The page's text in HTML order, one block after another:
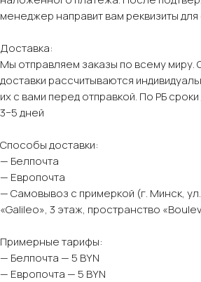
менеджер направит вам реквизиты для
Доставка:
Мы отправляем заказы по всему миру.
доставки рассчитываются
их с вами перед отправкой. По РБ
3−5 дней
Способы доставки:
— Белпочта
— Европочта
— Самовывоз с примеркой (г. Минск,
«Galileo», 3 этаж, пространство
Примерные тарифы:
— Белпочта — 5 BYN
— Европочта — 5 BYN